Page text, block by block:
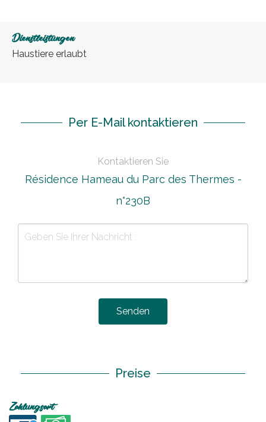
Dienstleistungen
Haustiere erlaubt
Per E-Mail kontaktieren
Kontaktieren Sie
Résidence Hameau du Parc des Thermes -
n°230B
Senden
Preise
Zahlungsart